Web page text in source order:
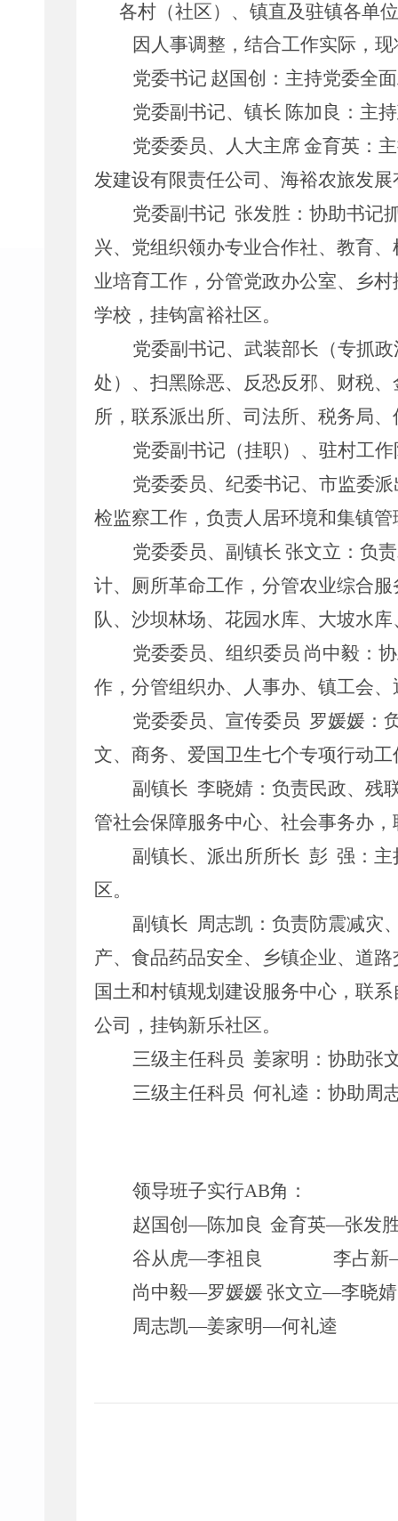
各村（社区）、 镇直及驻镇各单
因 人事调整，结合工作实际， 现
党委书记 赵国创： 主持党委全
党委副书记、镇长 陈加良 ： 主
党委委员、人大主席 金育英：
发建设有限责任公司、海裕农旅发
党委副书记 张发胜： 协助书记
兴、 党组织领办专业合作社、教育、
业培育工作 ，分管党政办公室、
乡
学校 ，挂钩富裕社区。
党委副书记、武装部长（专抓
处）、扫黑除恶、反恐反邪、财税
所，联系派出所、司法所、税务局
党委副书记 （挂职）、驻村工
党委委员、纪委书记、市监委
检监察工作， 负责人居环境和集镇管
党委委员、副镇长 张文立： 负
计、 厕所革命工作，分管农业综合
队、沙坝林场、花园水库、大坡水库
党委委员、组织委员 尚中毅：
作 ， 分管组织办、人事办、镇工会
党委委员、宣传委员 罗媛媛：
文、商务、爱国卫生七个专项行动
副镇长 李晓婧： 负责民政、残
管社会保障服务中心、社会事务办
副镇长、派出所所长 彭 强 ：
区。
副镇长 周志凯： 负责防震减灾
产、食品药品安全、乡镇企业、道
国土和村镇规划建设服务中心，联系
公司 ， 挂钩新乐社区。
三级主任科员 姜家明： 协助张
三级主任科员 何礼逵： 协助周
领导班子实行AB角：
赵国创—陈加良 金育英—张发
谷从虎—李祖良 李占新
尚中毅—罗媛媛张文立—李晓婧
周志凯—姜家明—何礼逵